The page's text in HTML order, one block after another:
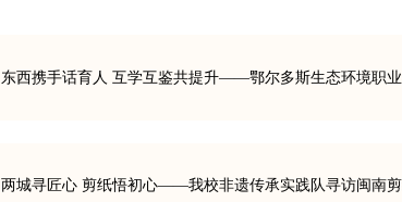
东西携手话育人 互学互鉴共提升——鄂尔多斯生态环境职
两城寻匠心 剪纸悟初心——我校非遗传承实践队寻访闽南